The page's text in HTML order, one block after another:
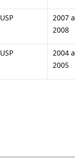
USP
2007 a
2008
USP
2004 a
2005